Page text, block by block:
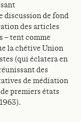
discussion de fond
des articles
– tent comme
la chétive Union
(qui éclatera en
des
de médiation
premiers états